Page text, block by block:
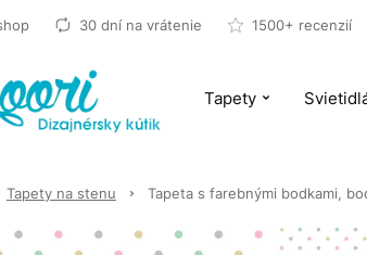
30 dní na vrátenie 1500+ recenzií
Tapety
Tapety na stenu Tapeta s farebnými bodkami,